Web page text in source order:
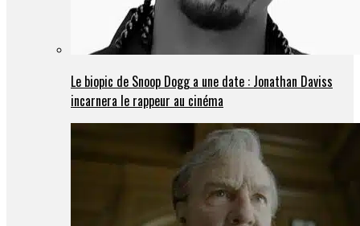
Le biopic de Snoop Dogg a une date : Jonathan Daviss
incarnera le rappeur au cinéma